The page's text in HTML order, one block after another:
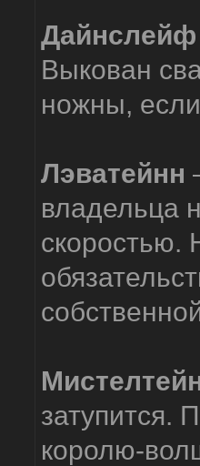
Выкован
ножны,
Лэватейнн
владельца
скоростью.
затупится.
королю-